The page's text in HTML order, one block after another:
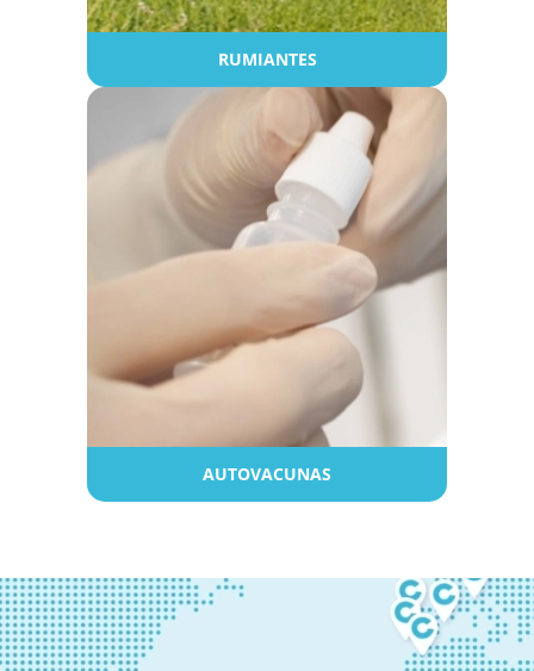
RUMIANTES
AUTOVACUNAS